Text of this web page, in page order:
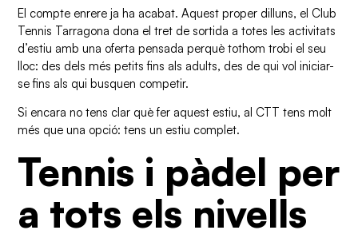
El compte enrere ja ha acabat. Aquest proper dilluns, el Club
Tennis Tarragona dona el tret de sortida a totes les activitats
d’estiu amb una oferta pensada perquè tothom trobi el seu
lloc: des dels més petits fins als adults, des de qui vol iniciar-
se fins als qui busquen competir.
Si encara no tens clar què fer aquest estiu, al CTT tens molt
més que una opció: tens un estiu complet.
Tennis i pàdel per
a tots els nivells